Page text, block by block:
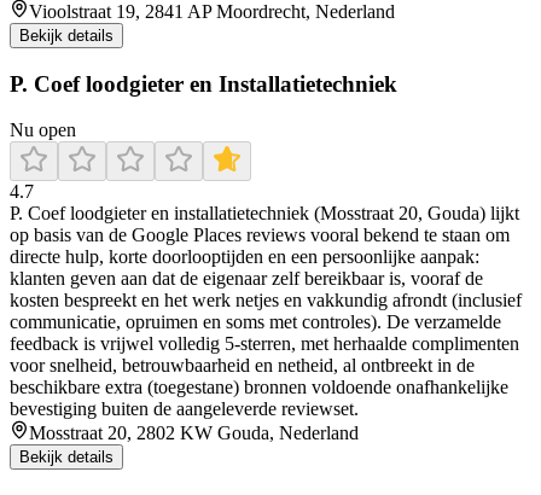
Vioolstraat 19, 2841 AP Moordrecht, Nederland
Bekijk details
P. Coef loodgieter en Installatietechniek
Nu open
4.7
P. Coef loodgieter en installatietechniek (Mosstraat 20, Gouda) lijkt
op basis van de Google Places reviews vooral bekend te staan om
directe hulp, korte doorlooptijden en een persoonlijke aanpak:
klanten geven aan dat de eigenaar zelf bereikbaar is, vooraf de
kosten bespreekt en het werk netjes en vakkundig afrondt (inclusief
communicatie, opruimen en soms met controles). De verzamelde
feedback is vrijwel volledig 5-sterren, met herhaalde complimenten
voor snelheid, betrouwbaarheid en netheid, al ontbreekt in de
beschikbare extra (toegestane) bronnen voldoende onafhankelijke
bevestiging buiten de aangeleverde reviewset.
Mosstraat 20, 2802 KW Gouda, Nederland
Bekijk details